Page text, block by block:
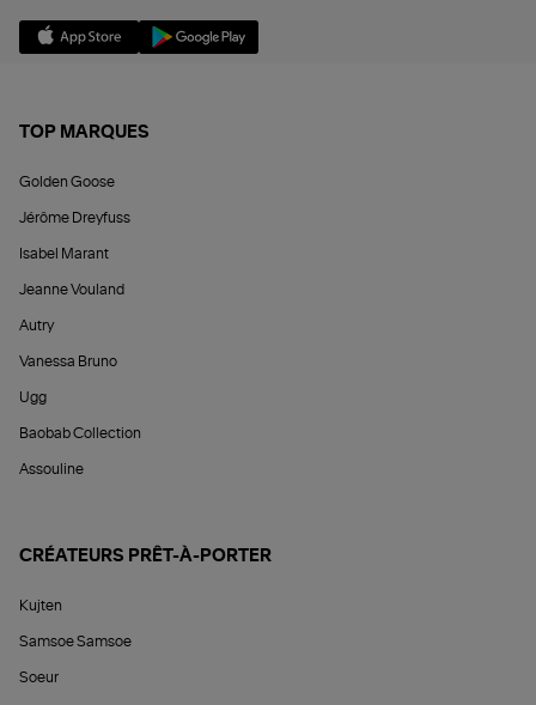
TOP MARQUES
Golden Goose
Jérôme Dreyfuss
Isabel Marant
Jeanne Vouland
Autry
Vanessa Bruno
Ugg
Baobab Collection
Assouline
CRÉATEURS PRÊT-À-PORTER
Kujten
Samsoe Samsoe
Soeur